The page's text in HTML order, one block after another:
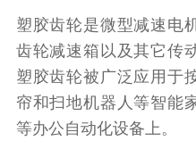
塑胶齿轮是微型减速电
齿轮减速箱以及其它传
塑胶齿轮被广泛应用于
帘和扫地机器人等智能
等办公自动化设备上。